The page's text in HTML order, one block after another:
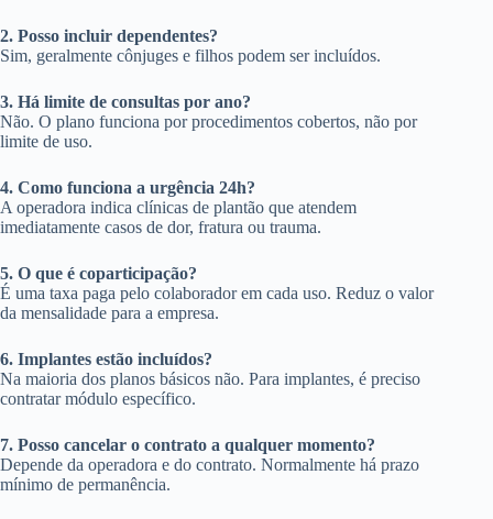
2. Posso incluir dependentes?
Sim, geralmente cônjuges e filhos podem ser incluídos.
3. Há limite de consultas por ano?
Não. O plano funciona por procedimentos cobertos, não por
limite de uso.
4. Como funciona a urgência 24h?
A operadora indica clínicas de plantão que atendem
imediatamente casos de dor, fratura ou trauma.
5. O que é coparticipação?
É uma taxa paga pelo colaborador em cada uso. Reduz o valor
da mensalidade para a empresa.
6. Implantes estão incluídos?
Na maioria dos planos básicos não. Para implantes, é preciso
contratar módulo específico.
7. Posso cancelar o contrato a qualquer momento?
Depende da operadora e do contrato. Normalmente há prazo
mínimo de permanência.